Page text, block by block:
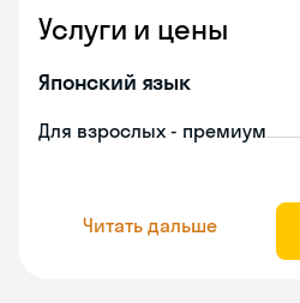
Услуги и цены
Японский язык
Для взрослых - премиум
Читать дальше